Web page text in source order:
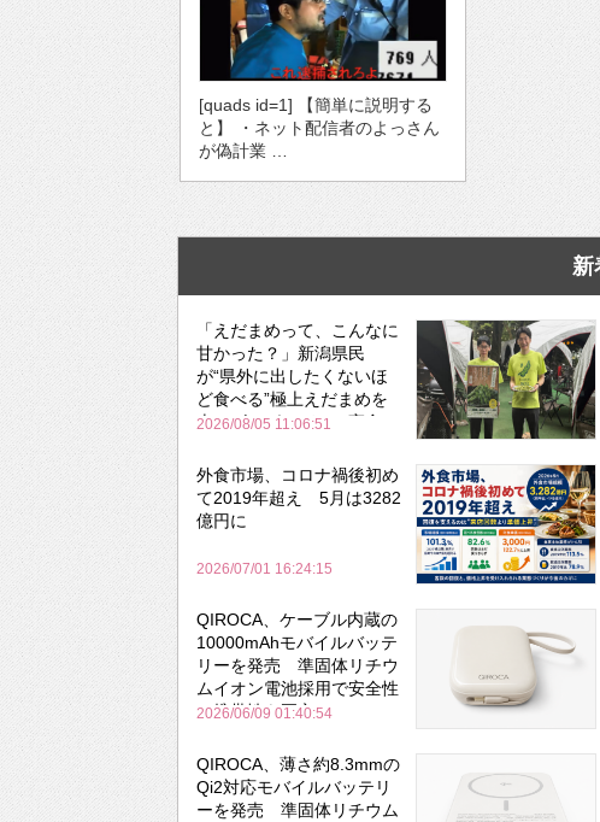
[quads id=1] 【簡単に説明する
と】 ・ネット配信者のよっさん
が偽計業 …
新
「えだまめって、こんなに
甘かった？」新潟県民
が“県外に出したくないほ
ど食べる”極上えだまめを
森のビアガーデンで実食
2026/08/05 11:06:51
外食市場、コロナ禍後初め
て2019年超え 5月は3282
億円に
2026/07/01 16:24:15
QIROCA、ケーブル内蔵の
10000mAhモバイルバッテ
リーを発売 準固体リチウ
ムイオン電池採用で安全性
と携帯性を両立
2026/06/09 01:40:54
QIROCA、薄さ約8.3mmの
Qi2対応モバイルバッテリ
ーを発売 準固体リチウム